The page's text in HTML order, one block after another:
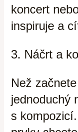
koncert
inspiruje a
3. Náčrt a
Než
jednoduchý
s